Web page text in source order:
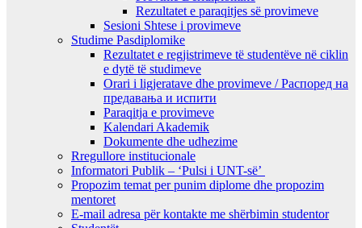
Rezultatet e paraqitjes së provimeve
Sesioni Shtese i provimeve
Studime Pasdiplomike
Rezultatet e regjistrimeve të studentëve në ciklin
e dytë të studimeve
Orari i ligjeratave dhe provimeve / Распоред на
предавањa и испити
Paraqitja e provimeve
Kalendari Akademik
Dokumente dhe udhezime
Rregullore institucionale
Informatori Publik – ‘Pulsi i UNT-së’
Propozim temat per punim diplome dhe propozim
mentoret
E-mail adresa për kontakte me shërbimin studentor